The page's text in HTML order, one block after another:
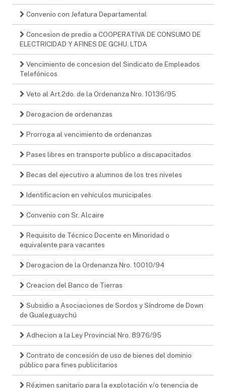
Convenio con Jefatura Departamental
Concesion de predio a COOPERATIVA DE CONSUMO DE
ELECTRICIDAD Y AFINES DE GCHU. LTDA
Vencimiento de concesion del Sindicato de Empleados
Telefónicos
Veto al Art.2do. de la Ordenanza Nro. 10136/95
Derogacion de ordenanzas
Prorroga al vencimiento de ordenanzas
Pases libres en transporte publico a discapacitados
Becas del ejecutivo a alumnos de los tres niveles
Identificacion en vehiculos municipales
Convenio con Sr. Alcaire
Requisito de Técnico Docente en Minoridad o
equivalente para vacantes
Derogacion de la Ordenanza Nro. 10010/94
Creacion del Banco de Tierras
Subsidio a Asociaciones de Sordos y Síndrome de Down
de Gualeguaychú
Adhecion a la Ley Provincial Nro. 8976/95
Contrato de concesión de uso de bienes del dominio
público para fines publicitarios
Régimen sanitario para la explotación y/o tenencia de